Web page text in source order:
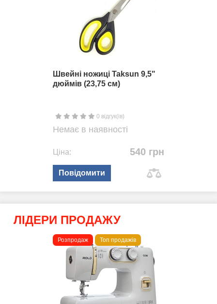
Швейні ножиці Taksun 9,5"
дюймів (23,75 см)
0 відгук(ів)
Немає в наявності
Ціна: 540 грн
Повідомити
ЛІДЕРИ ПРОДАЖУ
Розпродаж Топ продажів